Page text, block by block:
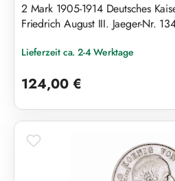
2 Mark 1905-1914 Deutsches
Friedrich August III. Jaeger-Nr.
Lieferzeit ca. 2-4 Werktage
124,00 €